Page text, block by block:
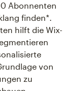
Abonnenten
finden*.
hilft die Wix-
von
zu